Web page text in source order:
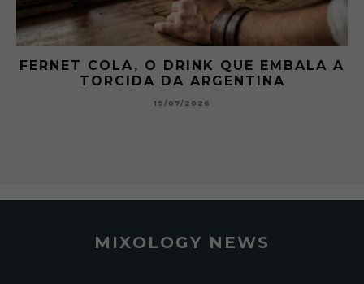
FERNET COLA, O DRINK QUE EMBALA A
TORCIDA DA ARGENTINA
19/07/2026
MIXOLOGY NEWS